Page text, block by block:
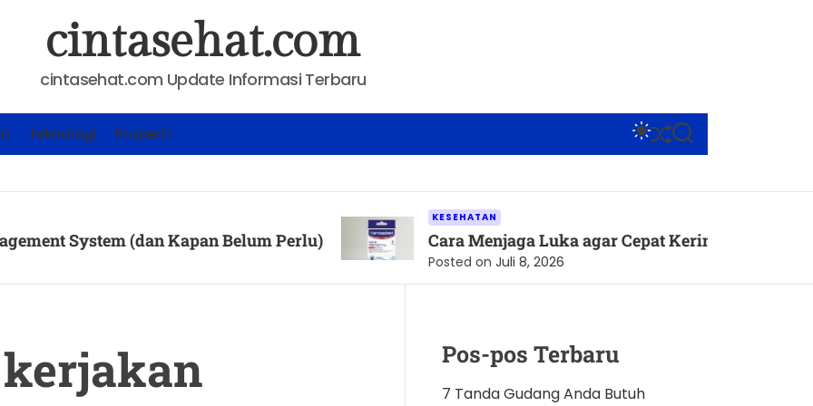
cintasehat.com
cintasehat.com Update Informasi Terbaru
Teknologi Properti
S
W
I
C
O
S
H
U
F
S
E
A
C
(dan Kapan Belum Perlu)
KESEHATAN
Cara Menjaga Luka agar Cepat Kering dan Tetap
Posted on Juli 8, 2026
Pos-pos Terbaru
7 Tanda Gudang Anda Butuh